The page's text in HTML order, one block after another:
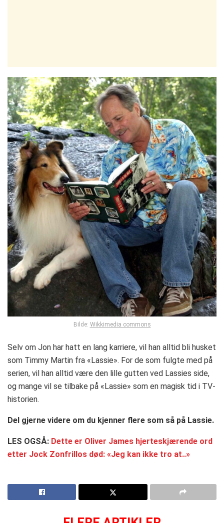
Bilde: Wikkimedia commons
Selv om Jon har hatt en lang karriere, vil han alltid bli husket
som Timmy Martin fra «Lassie». For de som fulgte med på
serien, vil han alltid være den lille gutten ved Lassies side,
og mange vil se tilbake på «Lassie» som en magisk tid i TV-
historien.
Del gjerne videre om du kjenner flere som så på Lassie.
LES OGSÅ: Dette er Oliver James hjerteskjærende ord
etter Jock Zonfrillos død: «Jeg kan ikke tro at..»